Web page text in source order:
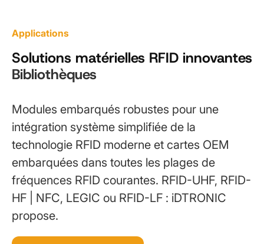
Applications
Solutions matérielles RFID innovantes
Bibliothèques
Modules embarqués robustes pour une
intégration système simplifiée de la
technologie RFID moderne et cartes OEM
embarquées dans toutes les plages de
fréquences RFID courantes. RFID-UHF, RFID-
HF | NFC, LEGIC ou RFID-LF : iDTRONIC
propose.